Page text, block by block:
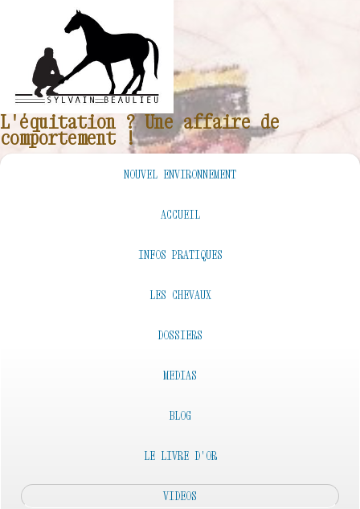
L'équitation ? Une affaire de
comportement !
NOUVEL ENVIRONNEMENT
ACCUEIL
INFOS PRATIQUES
LES CHEVAUX
DOSSIERS
MEDIAS
BLOG
LE LIVRE D'OR
VIDEOS